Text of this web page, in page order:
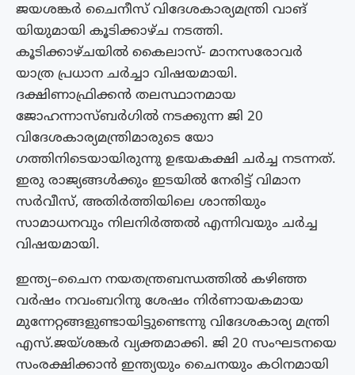
ജയശങ്കർ ചൈനീസ് വിദേശകാര്യമന്ത്രി വാങ്
യിയുമായി കൂടിക്കാഴ്ച നടത്തി.
കൂടിക്കാഴ്ചയിൽ കൈലാസ്- മാനസരോവർ
യാത്ര പ്രധാന ചർച്ചാ വിഷയമായി.
ദക്ഷിണാഫ്രിക്കൻ തലസ്ഥാനമായ
ജോഹന്നാസ്ബർഗിൽ നടക്കുന്ന ജി 20
വിദേശകാര്യമന്ത്രിമാരുടെ യോ​
ഗത്തിനിടെയായിരുന്നു ഉഭയകക്ഷി ചർച്ച നടന്നത്.
ഇരു രാജ്യങ്ങൾക്കും ഇടയിൽ നേരിട്ട് വിമാന
സർവീസ്, അതിർത്തിയിലെ ശാന്തിയും
സാമാധനവും നിലനിർത്തൽ എന്നിവയും ചർച്ച
വിഷയമായി.
ഇന്ത്യ–ചൈന നയതന്ത്രബന്ധത്തിൽ കഴിഞ്ഞ
വർഷം നവംബറിനു ശേഷം നിർണായകമായ
മുന്നേറ്റങ്ങളുണ്ടായിട്ടുണ്ടെന്നു വിദേശകാര്യ മന്ത്രി
എസ്.ജയ്ശങ്കർ വ്യക്തമാക്കി. ജി 20 സംഘടനയെ
സംരക്ഷിക്കാൻ ഇന്ത്യയും ചൈനയും കഠിനമായി